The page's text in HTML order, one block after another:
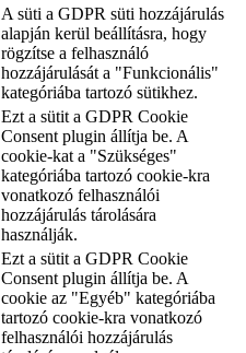
A süti a GDPR süti hozzájárulás
alapján kerül beállításra, hogy
rögzítse a felhasználó
hozzájárulását a "Funkcionális"
kategóriába tartozó sütikhez.
Ezt a sütit a GDPR Cookie
Consent plugin állítja be. A
cookie-kat a "Szükséges"
kategóriába tartozó cookie-kra
vonatkozó felhasználói
hozzájárulás tárolására
használják.
Ezt a sütit a GDPR Cookie
Consent plugin állítja be. A
cookie az "Egyéb" kategóriába
tartozó cookie-kra vonatkozó
felhasználói hozzájárulás